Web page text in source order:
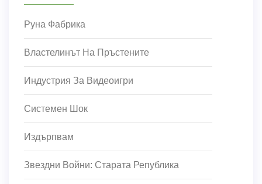
Руна Фабрика
Властелинът На Пръстените
Индустрия За Видеоигри
Системен Шок
Издърпвам
Звездни Войни: Старата Република